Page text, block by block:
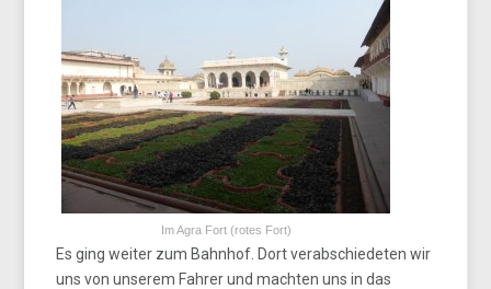
Im Agra Fort (rotes Fort)
Es ging weiter zum Bahnhof. Dort verabschiedeten wir
uns von unserem Fahrer und machten uns in das